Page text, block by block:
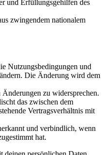
und Erfüllungsgehilfen des
zwingendem nationalem
Nutzungsbedingungen und
Die Änderung wird dem
zu widersprechen.
das zwischen dem
Vertragsverhältnis mit
und verbindlich, wenn
hat.